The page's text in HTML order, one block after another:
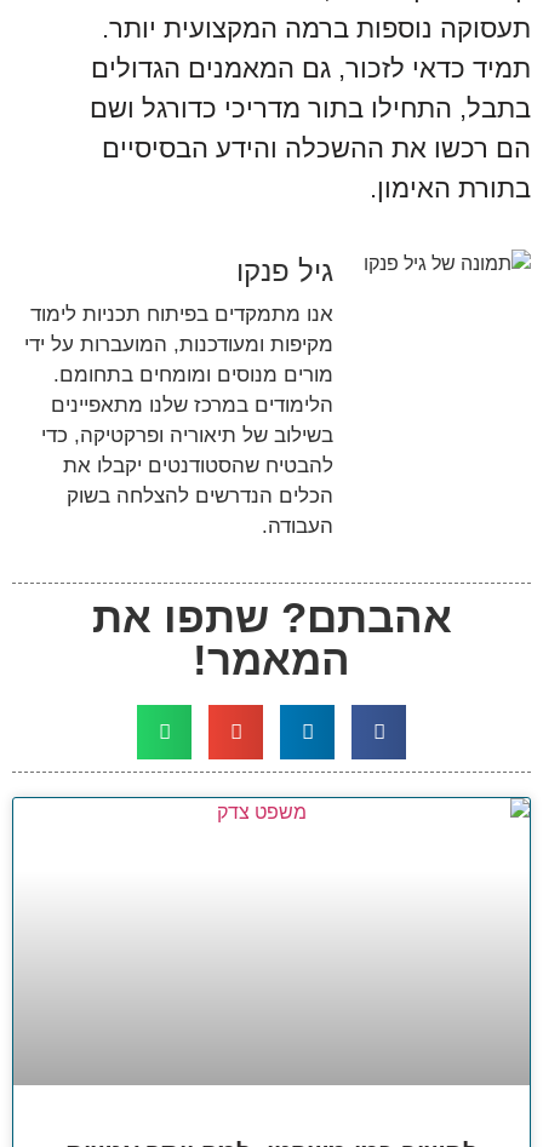
תעסוקה נוספות ברמה המקצועית יותר.
תמיד כדאי לזכור, גם המאמנים הגדולים
בתבל, התחילו בתור מדריכי כדורגל ושם
הם רכשו את ההשכלה והידע הבסיסיים
בתורת האימון.
גיל פנקו
אנו מתמקדים בפיתוח תכניות לימוד
מקיפות ומעודכנות, המועברות על ידי
מורים מנוסים ומומחים בתחומם.
הלימודים במרכז שלנו מתאפיינים
בשילוב של תיאוריה ופרקטיקה, כדי
להבטיח שהסטודנטים יקבלו את
הכלים הנדרשים להצלחה בשוק
העבודה.
אהבתם? שתפו את
המאמר!